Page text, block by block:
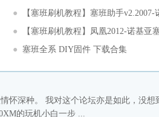
●
【塞班刷机教程】塞班助手
●
【塞班刷机教程】凤凰2012-诺基亚
● 塞班全系 DIY固件 下载合集
怀深种。 我对这个论坛亦是如此，没想
的玩机小白一步 ...